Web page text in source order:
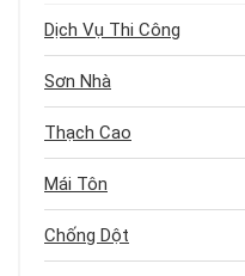
Dịch Vụ Thi Công
Sơn Nhà
Thạch Cao
Mái Tôn
Chống Dột